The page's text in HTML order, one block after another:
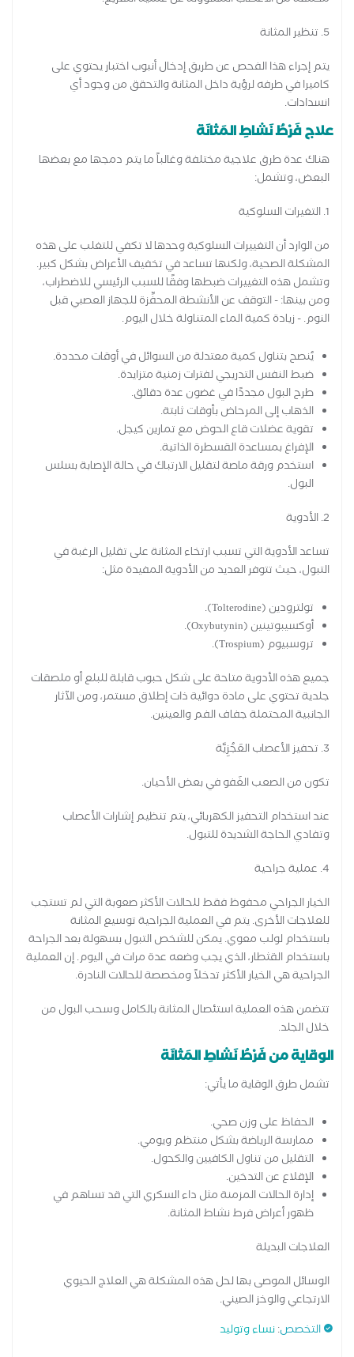
5. تنظير المثانة
يتم إجراء هذا الفحص عن طريق إدخال أنبوب اختبار يحتوي على
كاميرا في طرفه لرؤية داخل المثانة والتحقق من وجود أي
انسدادات.
علاج فَرْطُ نَشاطِ المَثانَة
هناك عدة طرق علاجية مختلفة وغالباً ما يتم دمجها مع بعضها
البعض، وتشمل:
1. التغيرات السلوكية
من الوارد أن التغييرات السلوكية وحدها لا تكفي للتغلب على هذه
المشكلة الصحية، ولكنها تساعد في تخفيف الأعراض بشكل كبير.
وتشمل هذه التغييرات ضبطها وفقًا للسبب الرئيسي للاضطراب،
ومن بينها: - التوقف عن الأنشطة المحفِّزة للجهاز العصبي قبل
النوم. - زيادة كمية الماء المتناولة خلال اليوم.
يُنصح بتناول كمية معتدلة من السوائل في أوقات محددة.
ضبط النفس التدريجي لفترات زمنية متزايدة.
طرح البول مجددًا في غضون عدة دقائق.
الذهاب إلى المرحاض بأوقات ثابتة.
تقوية عضلات قاع الحوض مع تمارين كيجل.
الإفراغ بمساعدة القسطرة الذاتية.
استخدم ورقة ماصة لتقليل الارتباك في حالة الإصابة بسلس
البول.
2. الأدوية
تساعد الأدوية التي تسبب ارتخاء المثانة على تقليل الرغبة في
التبول، حيث تتوفر العديد من الأدوية المفيدة مثل:
تولترودين (Tolterodine).
أوكسيبوتينين (Oxybutynin).
تروسبيوم (Trospium).
جميع هذه الأدوية متاحة على شكل حبوب قابلة للبلع أو ملصقات
جلدية تحتوي على مادة دوائية ذات إطلاق مستمر، ومن الآثار
الجانبية المحتملة جفاف الفم والعينين.
3. تحفيز الأعصاب العَجُزِيَّة
تكون من الصعب الغَفو في بعض الأحيان.
عند استخدام التحفيز الكهربائي، يتم تنظيم إشارات الأعصاب
وتفادي الحاجة الشديدة للتبول.
4. عملية جراحية
الخيار الجراحي محفوظ فقط للحالات الأكثر صعوبة التي لم تستجب
للعلاجات الأخرى. يتم في العملية الجراحية توسيع المثانة
باستخدام لولب معوي. يمكن للشخص التبول بسهولة بعد الجراحة
باستخدام القثطار، الذي يجب وضعه عدة مرات في اليوم. إن العملية
الجراحية هي الخيار الأكثر تدخلاً ومخصصة للحالات النادرة.
تتضمن هذه العملية استئصال المثانة بالكامل وسحب البول من
خلال الجلد.
الوقاية من فَرْطُ نَشاطِ المَثانَة
تشمل طرق الوقاية ما يأتي:
الحفاظ على وزن صحي.
ممارسة الرياضة بشكل منتظم ويومي.
التقليل من تناول الكافيين والكحول.
الإقلاع عن التدخين.
إدارة الحالات المزمنة مثل داء السكري التي قد تساهم في
ظهور أعراض فرط نشاط المثانة.
العلاجات البديلة
الوسائل الموصى بها لحل هذه المشكلة هي العلاج الحيوي
الارتجاعي والوخز الصيني.
التخصص:نساء وتوليد